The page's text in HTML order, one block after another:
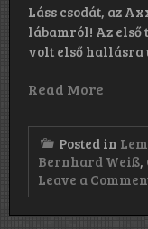
Láss csodát, az
lábamról! Az első
volt első hallásra
Read More
Posted in
Bernhard Weiß,
Leave a